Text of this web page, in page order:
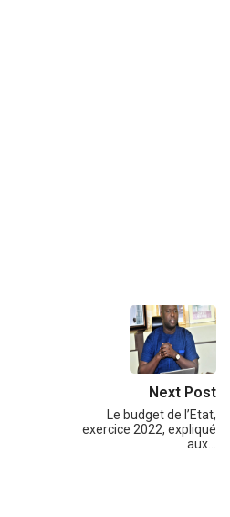
Next Post
Le budget de l’Etat,
exercice 2022, expliqué
aux…